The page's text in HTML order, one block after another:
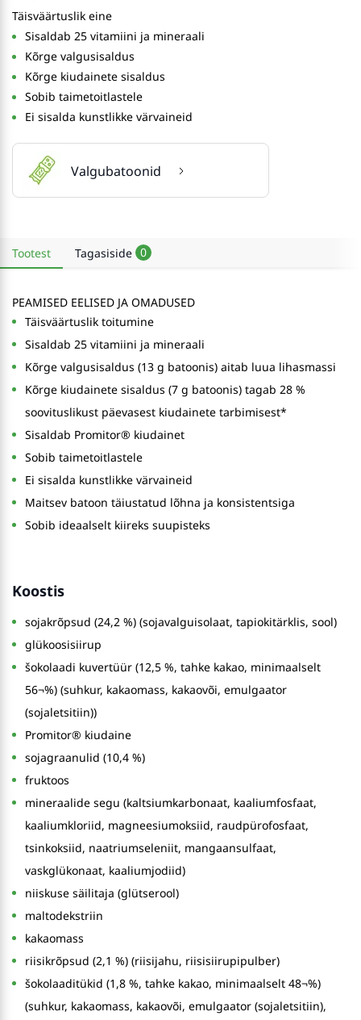
Täisväärtuslik eine
Sisaldab 25 vitamiini ja mineraali
Kõrge valgusisaldus
Kõrge kiudainete sisaldus
Sobib taimetoitlastele
Ei sisalda kunstlikke värvaineid
Valgubatoonid
Tootest Tagasiside 0
PEAMISED EELISED JA OMADUSED
Täisväärtuslik toitumine
Sisaldab 25 vitamiini ja mineraali
Kõrge valgusisaldus (13 g batoonis) aitab luua lihasmassi
Kõrge kiudainete sisaldus (7 g batoonis) tagab 28 %
soovituslikust päevasest kiudainete tarbimisest*
Sisaldab Promitor® kiudainet
Sobib taimetoitlastele
Ei sisalda kunstlikke värvaineid
Maitsev batoon täiustatud lõhna ja konsistentsiga
Sobib ideaalselt kiireks suupisteks
Koostis
sojakrõpsud (24,2 %) (sojavalguisolaat, tapiokitärklis, sool)
glükoosisiirup
šokolaadi kuvertüür (12,5 %, tahke kakao, minimaalselt
56¬%) (suhkur, kakaomass, kakaovõi, emulgaator
(sojaletsitiin))
Promitor® kiudaine
sojagraanulid (10,4 %)
fruktoos
mineraalide segu (kaltsiumkarbonaat, kaaliumfosfaat,
kaaliumkloriid, magneesiumoksiid, raudpürofosfaat,
tsinkoksiid, naatriumseleniit, mangaansulfaat,
vaskglükonaat, kaaliumjodiid)
niiskuse säilitaja (glütserool)
maltodekstriin
kakaomass
riisikrõpsud (2,1 %) (riisijahu, riisisiirupipulber)
šokolaaditükid (1,8 %, tahke kakao, minimaalselt 48¬%)
(suhkur, kakaomass, kakaovõi, emulgaator (sojaletsitiin),